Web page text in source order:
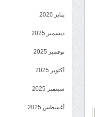
يناير 2026
ديسمبر 2025
نوفمبر 2025
أكتوبر 2025
سبتمبر 2025
أغسطس 2025